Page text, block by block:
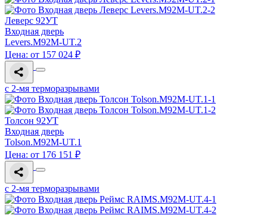
Леверс 92УТ
Входная дверь
Levers.M92M-UT.2
Цена: от 157 024 ₽
с 2-мя терморазрывами
Толсон 92УТ
Входная дверь
Tolson.M92M-UT.1
Цена: от 176 151 ₽
с 2-мя терморазрывами